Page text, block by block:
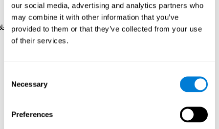
our social media, advertising and analytics partners who
may combine it with other information that you’ve
provided to them or that they’ve collected from your use
of their services.
Selection
Necessary
Preferences
الزهايمر. ولكن التدريب المعرفي المناسب قد يكون مساعدة
مهمة ضدّ التدهوّر المعرفي المشتقّ من هذه الأمراض.
إنّ تسهيل الاستقلال، والحالة العاطفية والاجتماعية للكبار من
حالة معرفية جيّدة. إنّ القدرة على الحفظ وتنظيم خططنا
كيف يقوّي كوجنيفيت الوظيفة
المعرفية للكبار؟
عندما يدرّب شخص كبير دماغه بهذا البرنامج القائد لمجال التدخّل
والاستعادة المعرفية، تمّ تنشيط بعض أنماط للتنشيط العصبية. إنّ تكرار